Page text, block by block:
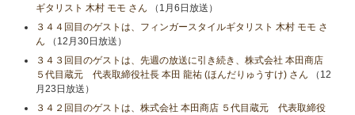
ギタリスト 木村 モモ さん （1月6日放送）
３４４回目のゲストは、フィンガースタイルギタリスト 木村 モモ さ
ん （12月30日放送）
３４３回目のゲストは、先週の放送に引き続き、株式会社 本田商店
５代目蔵元 代表取締役社長 本田 龍祐 (ほんだりゅうすけ) さん （12
月23日放送）
３４２回目のゲストは、株式会社 本田商店 ５代目蔵元 代表取締役